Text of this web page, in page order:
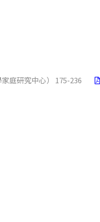
庭研究中心） 175-236